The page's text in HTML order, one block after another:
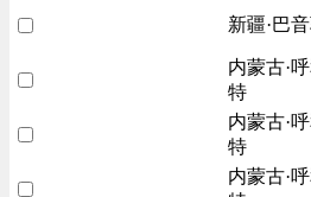
新疆·巴
内蒙古·
特
内蒙古·
特
内蒙古·